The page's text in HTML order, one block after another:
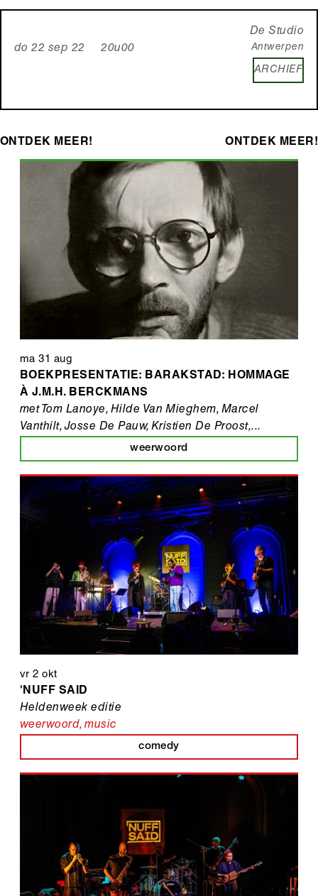
do 22 sep 22 20u00
De Studio
Antwerpen
ARCHIEF
ONTDEK MEER! ONTDEK MEER!
ma 31 aug
BOEKPRESENTATIE: BARAKSTAD: HOMMAGE
À J.M.H. BERCKMANS
met Tom Lanoye, Hilde Van Mieghem, Marcel
Vanthilt, Josse De Pauw, Kristien De Proost,...
weerwoord
vr 2 okt
'NUFF SAID
Heldenweek editie
weerwoord,music
comedy